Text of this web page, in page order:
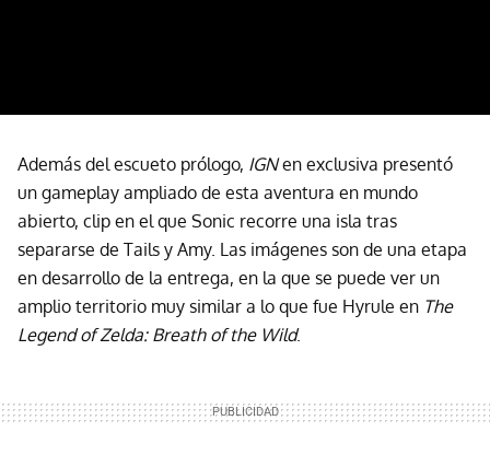
Además del escueto prólogo, IGNen exclusiva presentó
un gameplay ampliado de esta aventura en mundo
abierto, clip en el que Sonic recorre una isla tras
separarse de Tails y Amy. Las imágenes son de una etapa
en desarrollo de la entrega, en la que se puede ver un
amplio territorio muy similar a lo que fue Hyrule en The
Legend of Zelda: Breath of the Wild.